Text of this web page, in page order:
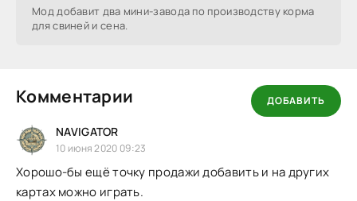
Мод добавит два мини-завода по производству корма
для свиней и сена.
Комментарии ДОБАВИТЬ
NAVIGATOR
10 июня 2020 09:23
Хорошо-бы ещё точку продажи добавить и на других
картах можно играть.